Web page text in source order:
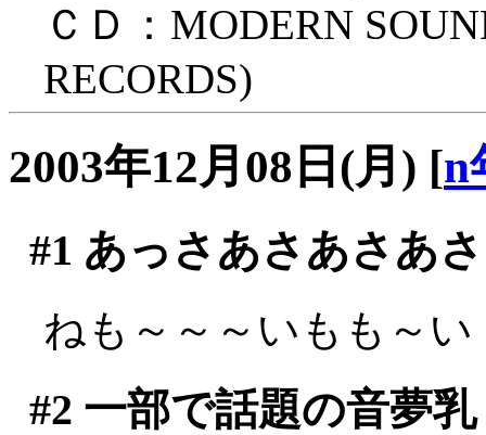
ＣＤ：MODERN
RECORDS)
2003年12月08日(月) [n
#1 あっさあさあさあさ
ねも～～～いもも～い
#2 一部で話題の音夢乳